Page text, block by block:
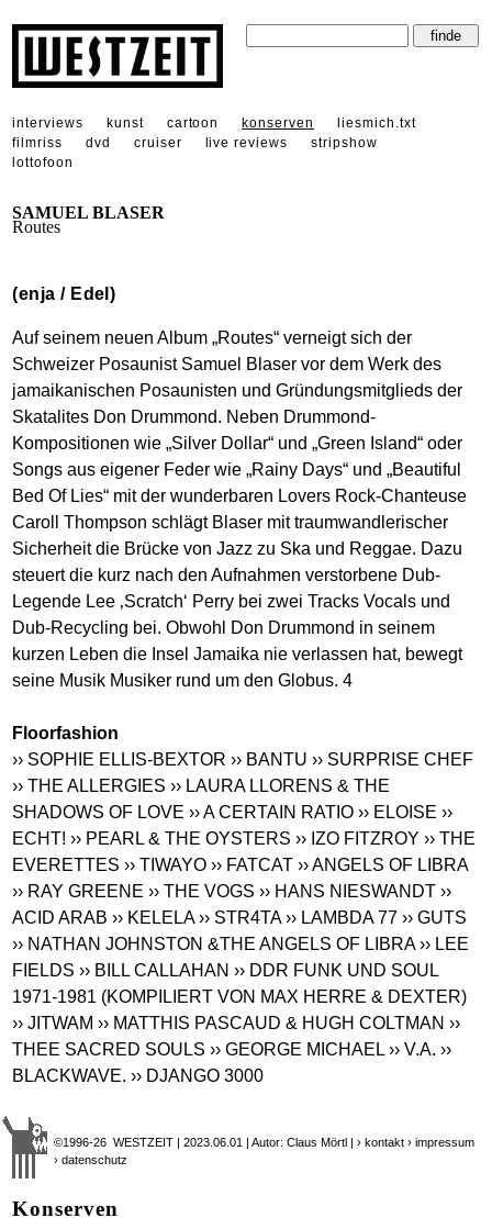
interviews kunst cartoon konserven
liesmich.txt
filmriss
dvd cruiser live reviews
stripshow
lottofoon
SAMUEL BLASER
Routes
(enja / Edel)
Auf seinem neuen Album „Routes“ verneigt sich der
Schweizer Posaunist Samuel Blaser vor dem Werk des
jamaikanischen Posaunisten und Gründungsmitglieds der
Skatalites Don Drummond. Neben Drummond-
Kompositionen wie „Silver Dollar“ und „Green Island“ oder
Songs aus eigener Feder wie „Rainy Days“ und „Beautiful
Bed Of Lies“ mit der wunderbaren Lovers Rock-Chanteuse
Caroll Thompson schlägt Blaser mit traumwandlerischer
Sicherheit die Brücke von Jazz zu Ska und Reggae. Dazu
steuert die kurz nach den Aufnahmen verstorbene Dub-
Legende Lee ‚Scratch‘ Perry bei zwei Tracks Vocals und
Dub-Recycling bei. Obwohl Don Drummond in seinem
kurzen Leben die Insel Jamaika nie verlassen hat, bewegt
seine Musik Musiker rund um den Globus. 4
Floorfashion
›› SOPHIE ELLIS-BEXTOR ›› BANTU ›› SURPRISE CHEF
›› THE ALLERGIES ›› LAURA LLORENS & THE
SHADOWS OF LOVE ›› A CERTAIN RATIO ›› ELOISE ››
ECHT! ›› PEARL & THE OYSTERS ›› IZO FITZROY ›› THE
EVERETTES ›› TIWAYO ›› FATCAT ›› ANGELS OF LIBRA
›› RAY GREENE ›› THE VOGS ›› HANS NIESWANDT ››
ACID ARAB ›› KELELA ›› STR4TA ›› LAMBDA 77 ›› GUTS
›› NATHAN JOHNSTON &THE ANGELS OF LIBRA ›› LEE
FIELDS ›› BILL CALLAHAN ›› DDR FUNK UND SOUL
1971-1981 (KOMPILIERT VON MAX HERRE & DEXTER)
›› JITWAM ›› MATTHIS PASCAUD & HUGH COLTMAN ››
THEE SACRED SOULS ›› GEORGE MICHAEL ›› V.A. ››
BLACKWAVE. ›› DJANGO 3000
©1996-26 WESTZEIT | 2023.06.01 | Autor: Claus Mörtl |› kontakt › impressum
› datenschutz
Konserven